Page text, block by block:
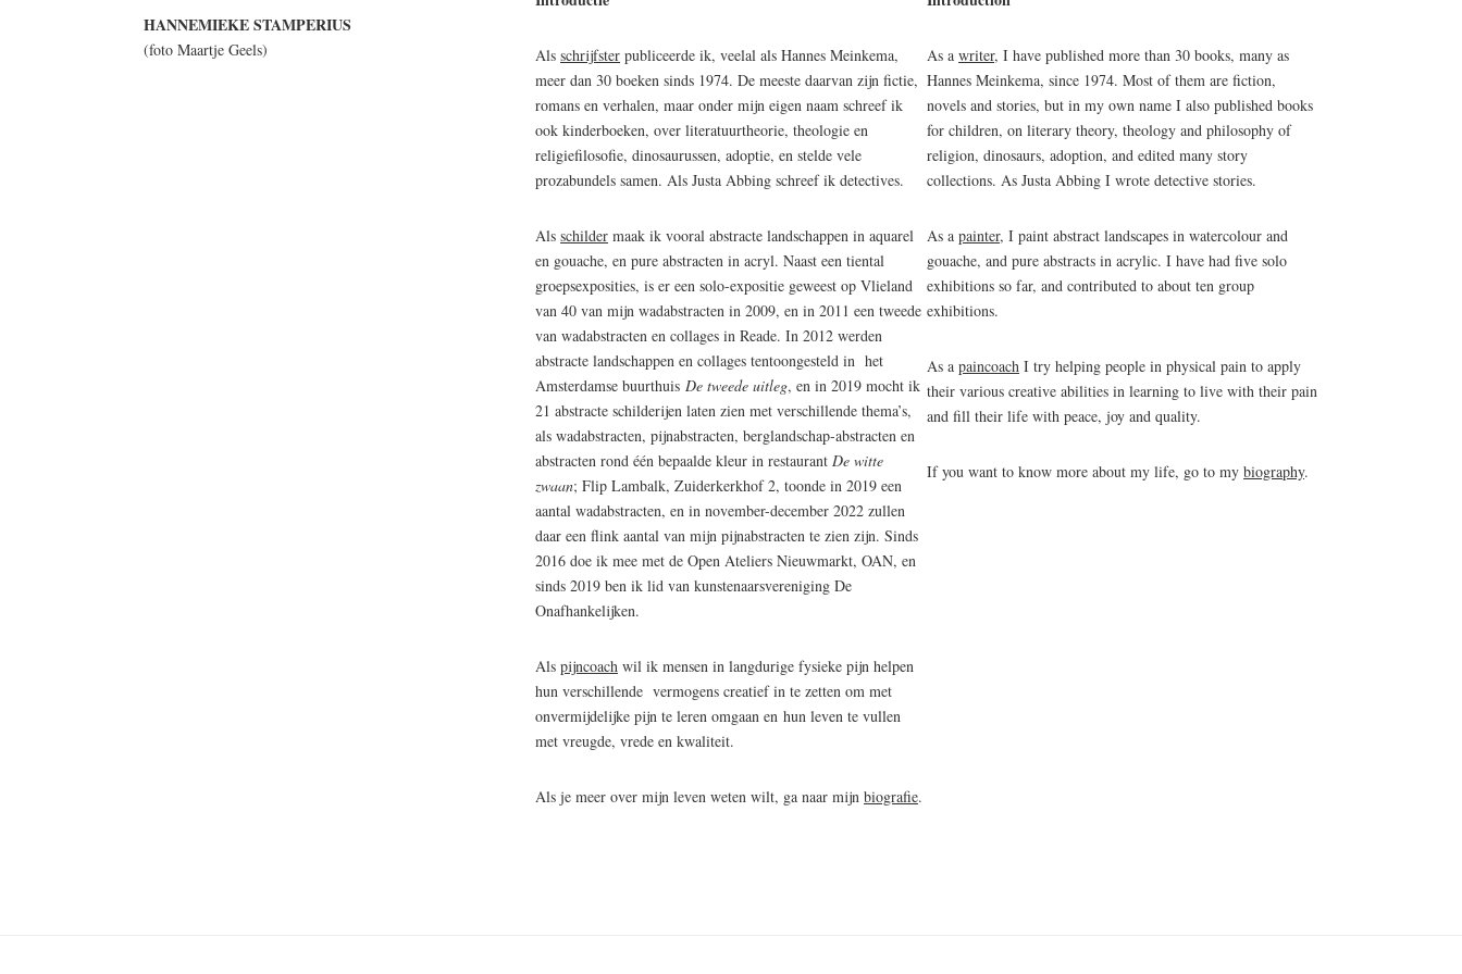
HANNEMIEKE STAMPERIUS
(foto Maartje Geels) Alsschrijfster publiceerde ik, veelal als Hannes Meinkema,
meer dan 30 boeken sinds 1974. De meeste daarvan zijn fictie,
romans en verhalen, maar onder mijn eigen naam schreef ik
ook kinderboeken, over literatuurtheorie, theologie en
religiefilosofie, dinosaurussen, adoptie, en stelde vele
prozabundels samen. Als Justa Abbing schreef ik detectives.
Alsschilder maak ik vooral abstracte landschappen in aquarel
en gouache, en pure abstracten in acryl. Naast een tiental
groepsexposities, is er een solo-expositie geweest op Vlieland
van 40 van mijn wadabstracten in 2009, en in 2011 een tweede
van wadabstracten en collages in Reade. In 2012 werden
abstracte landschappen en collages tentoongesteld in het
Amsterdamse buurthuisDe tweede uitleg, en in 2019 mocht ik
21 abstracte schilderijen laten zien met verschillende thema’s,
als wadabstracten, pijnabstracten, berglandschap-abstracten en
abstracten rond één bepaalde kleur in restaurantDe witte
zwaan; Flip Lambalk, Zuiderkerkhof 2, toonde in 2019 een
aantal wadabstracten, en in november-december 2022 zullen
daar een flink aantal van mijn pijnabstracten te zien zijn. Sinds
2016 doe ik mee met de Open Ateliers Nieuwmarkt, OAN, en
sinds 2019 ben ik lid van kunstenaarsvereniging De
Onafhankelijken.
Alspijncoach wil ik mensen in langdurige fysieke pijn helpen
hun verschillende vermogens creatief in te zetten om met
onvermijdelijke pijn te leren omgaan en hun leven te vullen
met vreugde, vrede en kwaliteit.
Als je meer over mijn leven weten wilt, ga naar mijnbiografie.
As awriter, I have published more than 30 books, many as
Hannes Meinkema, since 1974. Most of them are fiction,
novels and stories, but in my own name I also published books
for children, on literary theory, theology and philosophy of
religion, dinosaurs, adoption, and edited many story
collections. As Justa Abbing I wrote detective stories.
As apainter, I paint abstract landscapes in watercolour and
gouache, and pure abstracts in acrylic. I have had five solo
exhibitions so far, and contributed to about ten group
exhibitions.
As apaincoach I try helping people in physical pain to apply
their various creative abilities in learning to live with their pain
and fill their life with peace, joy and quality.
If you want to know more about my life, go to mybiography.